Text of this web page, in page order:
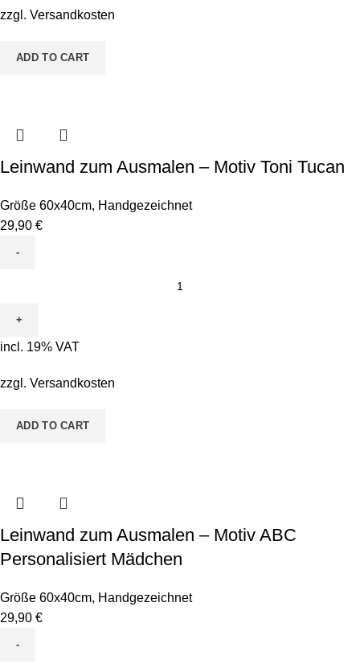
Peppy
quantity
zzgl. Versandkosten
ADD TO CART
Leinwand zum Ausmalen – Motiv Toni Tucan
Größe 60x40cm, Handgezeichnet
29,90 €
Ausmalen
-
Toni
quantity
incl. 19% VAT
zzgl. Versandkosten
ADD TO CART
Leinwand zum Ausmalen – Motiv ABC
Personalisiert Mädchen
Größe 60x40cm, Handgezeichnet
29,90 €